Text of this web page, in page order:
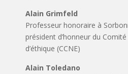
Alain Grimfeld
Professeur honoraire à
président d’honneur du
d’éthique (CCNE)
Alain Toledano